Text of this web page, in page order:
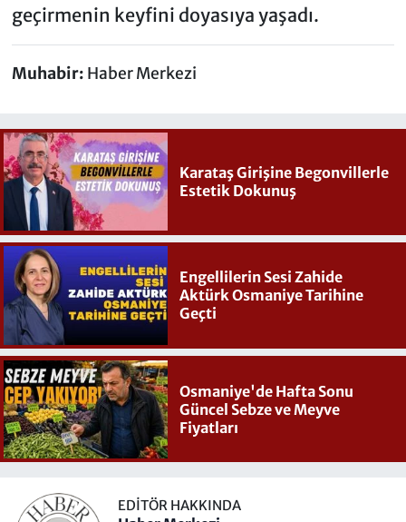
geçirmenin keyfini doyasıya yaşadı.
Muhabir: Haber Merkezi
Karataş Girişine Begonvillerle
Estetik Dokunuş
Engellilerin Sesi Zahide
Aktürk Osmaniye Tarihine
Geçti
Osmaniye'de Hafta Sonu
Güncel Sebze ve Meyve
Fiyatları
EDITÖR HAKKINDA